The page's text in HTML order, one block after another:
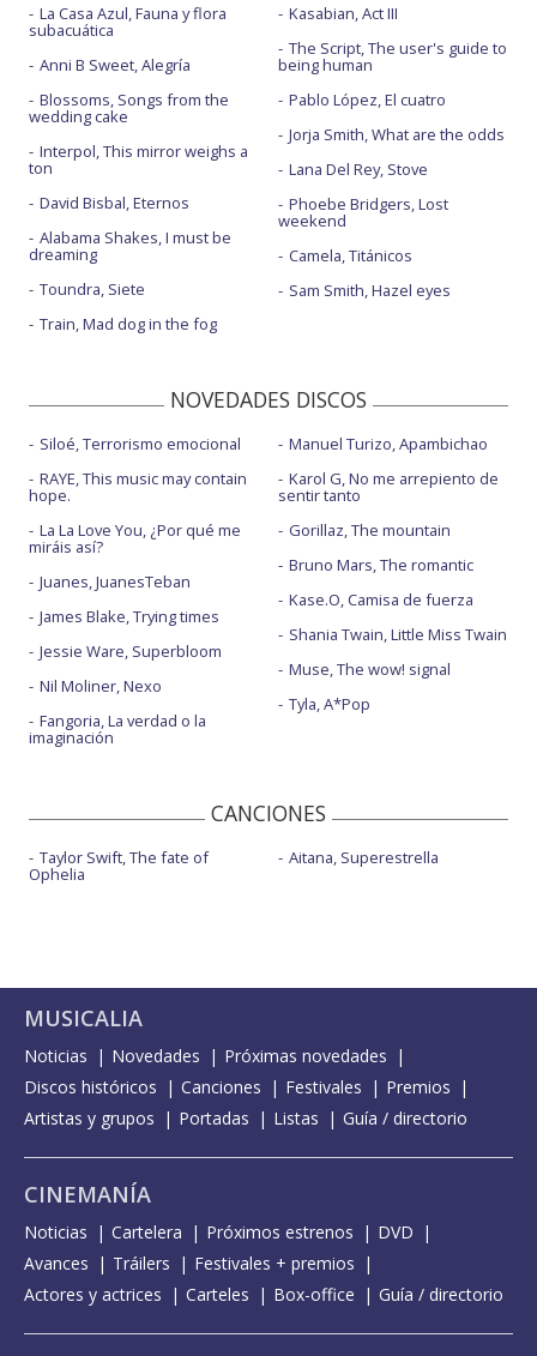
La Casa Azul, Fauna y flora
subacuática
Anni B Sweet, Alegría
Blossoms, Songs from the
wedding cake
Interpol, This mirror weighs a
ton
David Bisbal, Eternos
Alabama Shakes, I must be
dreaming
Toundra, Siete
Train, Mad dog in the fog
Kasabian, Act III
The Script, The user's guide to
being human
Pablo López, El cuatro
Jorja Smith, What are the odds
Lana Del Rey, Stove
Phoebe Bridgers, Lost
weekend
Camela, Titánicos
Sam Smith, Hazel eyes
NOVEDADES DISCOS
Siloé, Terrorismo emocional
RAYE, This music may contain
hope.
La La Love You, ¿Por qué me
miráis así?
Juanes, JuanesTeban
James Blake, Trying times
Jessie Ware, Superbloom
Nil Moliner, Nexo
Fangoria, La verdad o la
imaginación
Manuel Turizo, Apambichao
Karol G, No me arrepiento de
sentir tanto
Gorillaz, The mountain
Bruno Mars, The romantic
Kase.O, Camisa de fuerza
Shania Twain, Little Miss Twain
Muse, The wow! signal
Tyla, A*Pop
CANCIONES
Taylor Swift, The fate of
Ophelia
Aitana, Superestrella
MUSICALIA
Noticias Novedades
Próximas novedades
Discos históricos
Canciones Festivales
Premios
Artistas y grupos
Portadas Listas Guía / directorio
CINEMANÍA
Noticias Cartelera Próximos estrenos
DVD
Avances
Tráilers
Festivales + premios
Actores y actrices
Carteles Box-office Guía / directorio